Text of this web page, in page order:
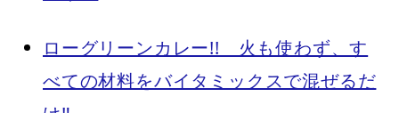
ローグリーンカレー!! 火も使わず、す
べての材料をバイタミックスで混ぜるだ